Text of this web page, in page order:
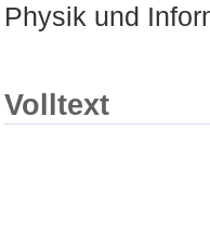
Physik und
Volltext